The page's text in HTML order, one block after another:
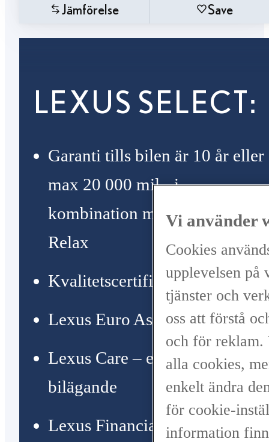
Jämförelse Save
LEXUS SELECT:
Garanti tills bilen är 10 år eller
max 20 000 mil - i
kombination med Lexus
Relax
Kvalitetscertifiering
Lexus Euro Assistance 24/7
Lexus Care – extraordinärt
bilägande
Lexus Financial Services –
Vi använder
Cookies
upplevelsen på
tjänster och
oss att förstå
och för reklam.
alla cookies,
enkelt ändra
för cookie-
information